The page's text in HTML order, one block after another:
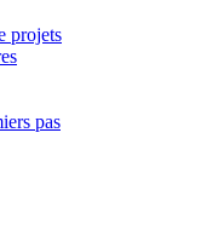
projets
pas